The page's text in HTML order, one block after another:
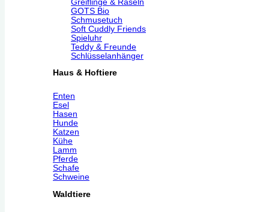
Greiflinge & Raseln
GOTS Bio
Schmusetuch
Soft Cuddly Friends
Spieluhr
Teddy & Freunde
Schlüsselanhänger
Haus & Hoftiere
Enten
Esel
Hasen
Hunde
Katzen
Kühe
Lamm
Pferde
Schafe
Schweine
Waldtiere